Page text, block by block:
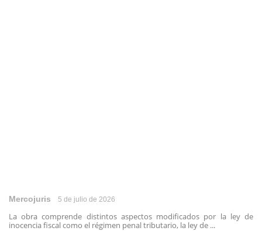
Mercojuris 5 de julio de 2026
La obra comprende distintos aspectos modificados por la ley de
inocencia fiscal como el régimen penal tributario, la ley de ...